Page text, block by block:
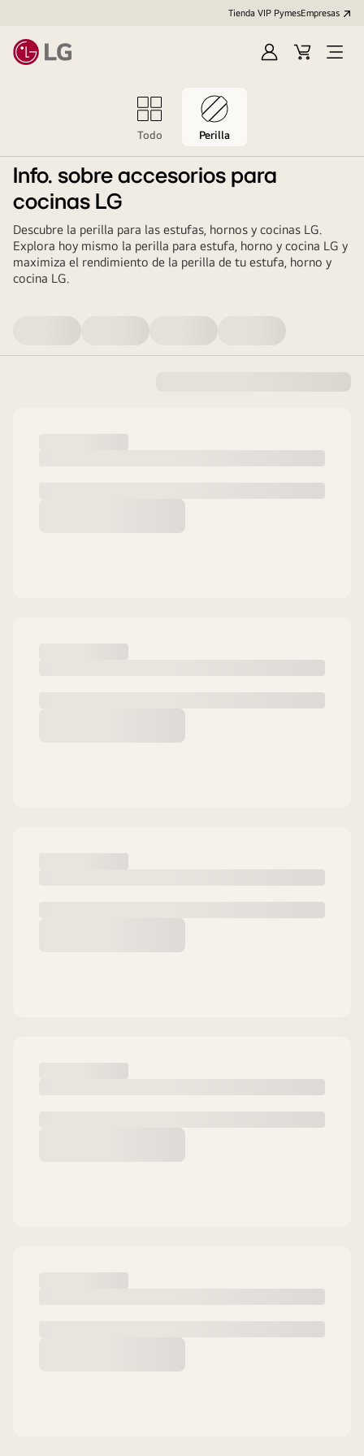
Tienda VIP PymesEmpresas
IniciarCart
Open
Todo Perilla
Info. sobre accesorios para
cocinas LG
Descubre la perilla para las estufas, hornos y cocinas LG.
Explora hoy mismo la perilla para estufa, horno y cocina LG y
maximiza el rendimiento de la perilla de tu estufa, horno y
cocina LG.